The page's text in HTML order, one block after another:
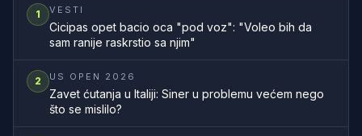
1 VESTI
Cicipas opet bacio oca "pod voz": "Voleo bih da
sam ranije raskrstio sa njim"
2 US OPEN 2026
Zavet ćutanja u Italiji: Siner u problemu većem nego
što se mislilo?